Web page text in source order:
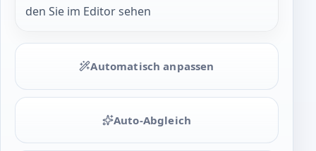
den Sie im Editor sehen
Automatisch anpassen
Auto-Abgleich